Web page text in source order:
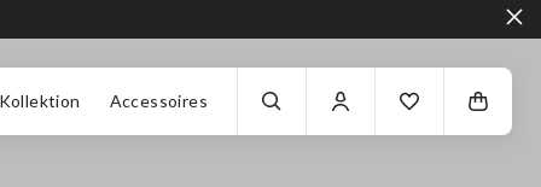
Kollektion Accessoires